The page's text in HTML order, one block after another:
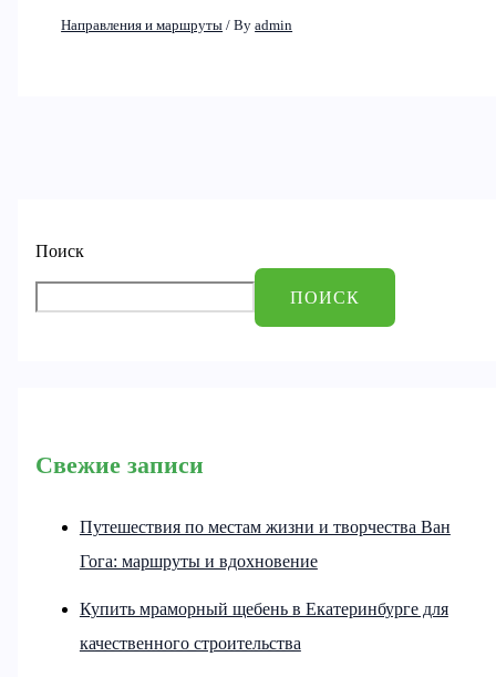
Поиск
ПОИСК
Свежие записи
Путешествия по местам жизни и творчества Ван
Гога: маршруты и вдохновение
Купить мраморный щебень в Екатеринбурге для
качественного строительства
Направления и маршруты / Byadmin